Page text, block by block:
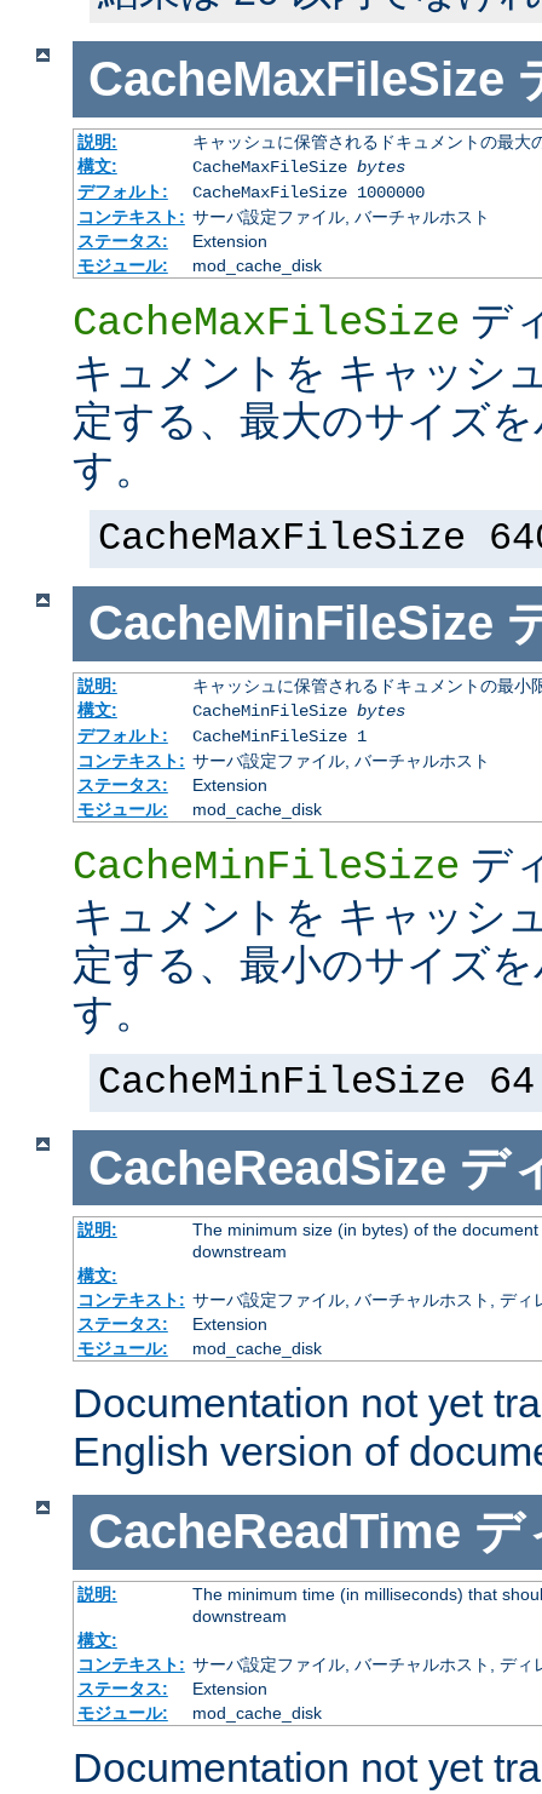
CacheMaxFileSize
説明:
キャッシュに保管されるドキュメントの最大
構文:
CacheMaxFileSize bytes
デフォルト:
CacheMaxFileSize 1000000
コンテキスト: サーバ設定ファイル, バーチャルホスト
ステータス:
Extension
モジュール:
mod_cache_disk
CacheMaxFileSize デ
キュメントを キャッシ
定する、最大のサイズ
す。
CacheMaxFileSize
CacheMinFileSize
説明:
キャッシュに保管されるドキュメントの最小
構文:
CacheMinFileSize bytes
デフォルト:
CacheMinFileSize 1
コンテキスト: サーバ設定ファイル, バーチャルホスト
ステータス:
Extension
モジュール:
mod_cache_disk
CacheMinFileSize デ
キュメントを キャッシ
定する、最小のサイズ
す。
CacheMinFileSize 64
CacheReadSize デ
説明:
The minimum size (in bytes) of the
downstream
構文:
コンテキスト: サーバ設定ファイル, バーチャルホスト, ディ
ステータス:
Extension
モジュール:
mod_cache_disk
Documentation not yet
English version of
CacheReadTime デ
説明:
The minimum time (in milliseconds) that
downstream
構文:
コンテキスト: サーバ設定ファイル, バーチャルホスト, ディ
ステータス:
Extension
モジュール:
mod_cache_disk
Documentation not yet